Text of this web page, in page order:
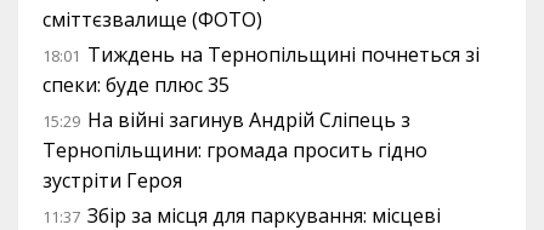
сміттєзвалище (ФОТО)
18:01 Тиждень на Тернопільщині почнеться зі
спеки: буде плюс 35
15:29 На війні загинув Андрій Сліпець з
Тернопільщини: громада просить гідно
зустріти Героя
11:37 Збір за місця для паркування: місцеві